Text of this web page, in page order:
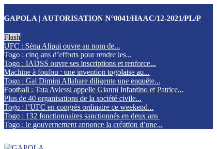
GAPOLA | AUTORISATION N°0041/HAAC/12-2021/PL/P
Flash
UFC : Séna Alipui ouvre au nom de...
Togo : cinq ans d’efforts pour rendre les...
Togo : IADSS ouvre ses inscriptions et renforce...
Machine à foufou : une invention togolaise au...
Togo : Gal Dimini Allahare diligente une enquête...
Football : Tata Avlessi appelle Gianni Infantino et Patrice...
Plus de 40 organisations de la société civile...
Togo : l’UFC en congrès ordinaire ce weekend...
Togo : 132 fonctionnaires sanctionnés en deux ans
Togo : le gouvernement annonce la création d’une...